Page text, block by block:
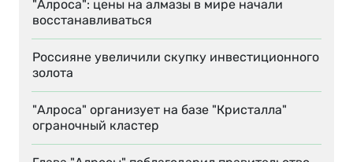
"Алроса": цены на алмазы в мире начали
восстанавливаться
Россияне увеличили скупку инвестиционного
золота
"Алроса" организует на базе "Кристалла"
ограночный кластер